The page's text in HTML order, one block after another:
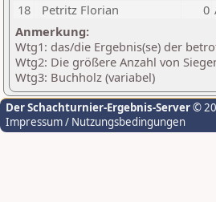
18
Petritz Florian 0
Anmerkung:
Wtg1: das/die Ergebnis(se) der
Wtg2: Die größere Anzahl von
Wtg3: Buchholz (variabel)
Der Schachturnier-Ergebnis-Server©
Impressum / Nutzungsbedingungen